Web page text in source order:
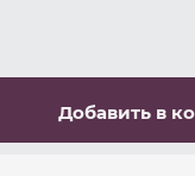
Добавить в